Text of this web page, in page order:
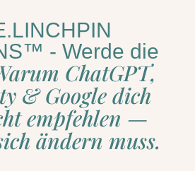
- Werde die
ChatGPT,
& Google dich
empfehlen —
ändern muss.